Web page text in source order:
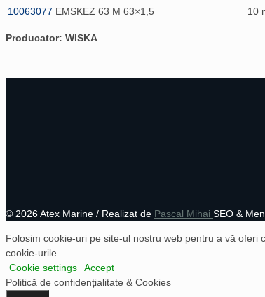
10063077 EMSKEZ 63 M 63×1,5 10
Producator: WISKA
© 2026 Atex Marine / Realizat de Pascal Mihai SEO &
Folosim cookie-uri pe site-ul nostru web pentru a vă oferi
cookie-urile.
Cookie settings
Accept
Politică de confidențialitate & Cookies